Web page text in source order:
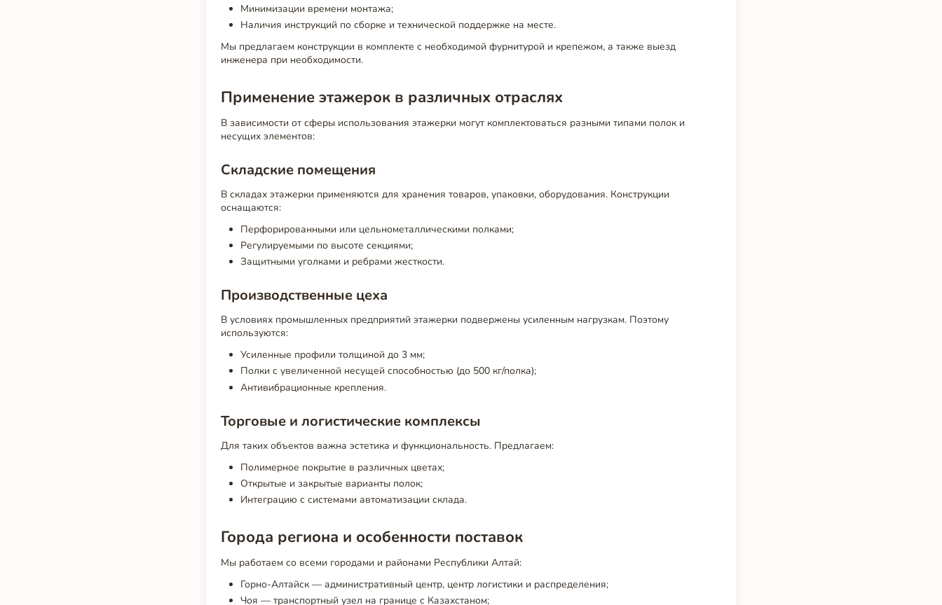
Минимизации времени монтажа;
Наличия инструкций по сборке и технической поддержке на месте.
Мы предлагаем конструкции в комплекте с необходимой фурнитурой и крепежом, а также выезд
инженера при необходимости.
Применение этажерок в различных отраслях
В зависимости от сферы использования этажерки могут комплектоваться разными типами полок и
несущих элементов:
Складские помещения
В складах этажерки применяются для хранения товаров, упаковки, оборудования. Конструкции
оснащаются:
Перфорированными или цельнометаллическими полками;
Регулируемыми по высоте секциями;
Защитными уголками и ребрами жесткости.
Производственные цеха
В условиях промышленных предприятий этажерки подвержены усиленным нагрузкам. Поэтому
используются:
Усиленные профили толщиной до 3 мм;
Полки с увеличенной несущей способностью (до 500 кг/полка);
Антивибрационные крепления.
Торговые и логистические комплексы
Для таких объектов важна эстетика и функциональность. Предлагаем:
Полимерное покрытие в различных цветах;
Открытые и закрытые варианты полок;
Интеграцию с системами автоматизации склада.
Города региона и особенности поставок
Мы работаем со всеми городами и районами Республики Алтай:
Горно-Алтайск — административный центр, центр логистики и распределения;
Чоя — транспортный узел на границе с Казахстаном;